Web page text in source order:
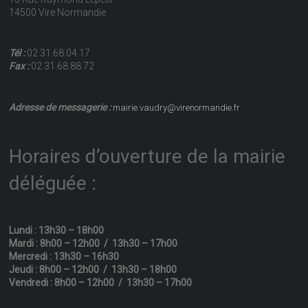
14500 Vire Normandie
Tél :02.31.68.04.17
Fax :02.31.68.88.72
Adresse de messagerie :mairie.vaudry@virenormandie.fr
Horaires d’ouverture de la mairie
déléguée :
Lundi : 13h30 – 18h00
Mardi : 8h00 – 12h00 / 13h30 – 17h00
Mercredi : 13h30 – 16h30
Jeudi : 8h00 – 12h00 / 13h30 – 18h00
Vendredi : 8h00 – 12h00 / 13h30 – 17h00